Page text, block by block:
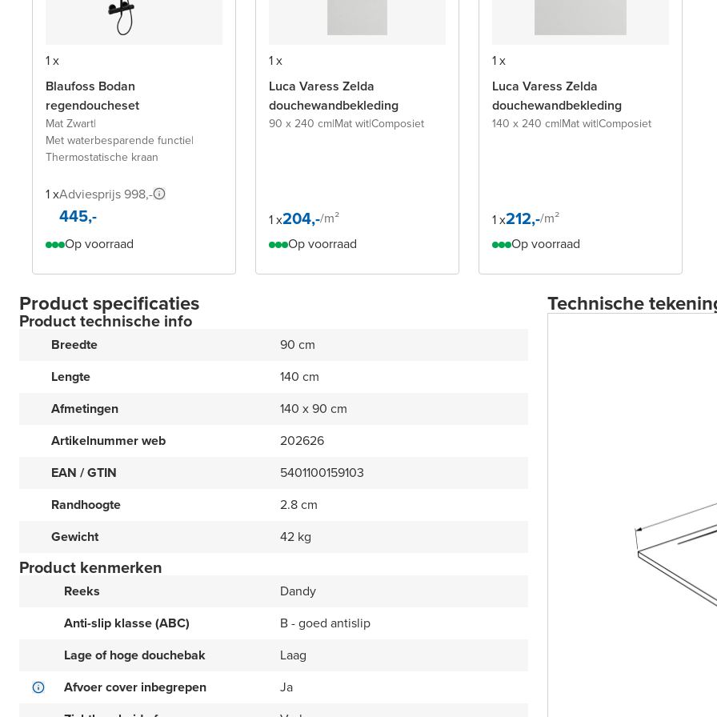
1 x
Blaufoss Bodan
regendoucheset
Mat Zwart|
Met waterbesparende functie|
Thermostatische kraan
1 xAdviesprijs 998,-
445,-
Op voorraad
1 x
Luca Varess Zelda
douchewandbekleding
90 x 240 cm|Mat wit|Composiet
1 x204,-/m²
Op voorraad
1 x
Luca Varess Zelda
douchewandbekleding
140 x 240 cm|Mat wit|Composiet
1 x212,-/m²
Op voorraad
Product specificaties
Product technische info
Breedte
90 cm
Lengte
140 cm
Afmetingen
140 x 90 cm
Artikelnummer web
202626
EAN / GTIN
5401100159103
Randhoogte
2.8 cm
Gewicht
42 kg
Product kenmerken
Reeks
Dandy
Anti-slip klasse (ABC)
B - goed antislip
Lage of hoge douchebak
Laag
Afvoer cover inbegrepen
Ja
Technische